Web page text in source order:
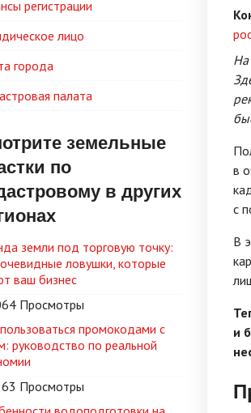
На
в
с
В
и
регистрации
лицо
города
палата
земельные
по
в других
земли под торговую точку:
ловушки, которые
ваш бизнес
Просмотры
промокодами с
руководство по реальной
Просмотры